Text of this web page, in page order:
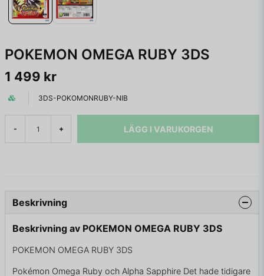
POKEMON OMEGA RUBY 3DS
1 499 kr
3DS-POKOMONRUBY-NIB
- + LÄGG I VARUKORGEN
Beskrivning
Beskrivning av POKEMON OMEGA RUBY 3DS
POKEMON OMEGA RUBY 3DS
Pokémon Omega Ruby och Alpha Sapphire Det hade tidigare